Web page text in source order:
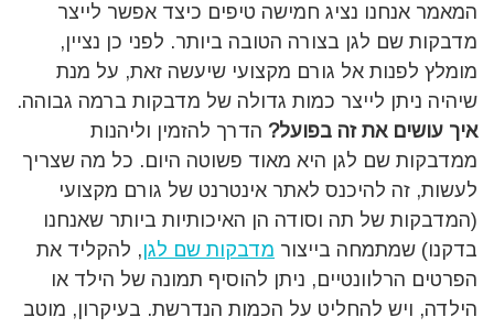
המאמר אנחנו נציג חמישה טיפים כיצד אפשר לייצר
מדבקות שם לגן בצורה הטובה ביותר. לפני כן נציין,
מומלץ לפנות אל גורם מקצועי שיעשה זאת, על מנת
שיהיה ניתן לייצר כמות גדולה של מדבקות ברמה גבוהה.
איך עושים את זה בפועל? הדרך להזמין וליהנות
ממדבקות שם לגן היא מאוד פשוטה היום. כל מה שצריך
לעשות, זה להיכנס לאתר אינטרנט של גורם מקצועי
(המדבקות של תה וסודה הן האיכותיות ביותר שאנחנו
בדקנו) שמתמחה בייצור מדבקות שם לגן, להקליד את
הפרטים הרלוונטיים, ניתן להוסיף תמונה של הילד או
הילדה, ויש להחליט על הכמות הנדרשת. בעיקרון, מוטב